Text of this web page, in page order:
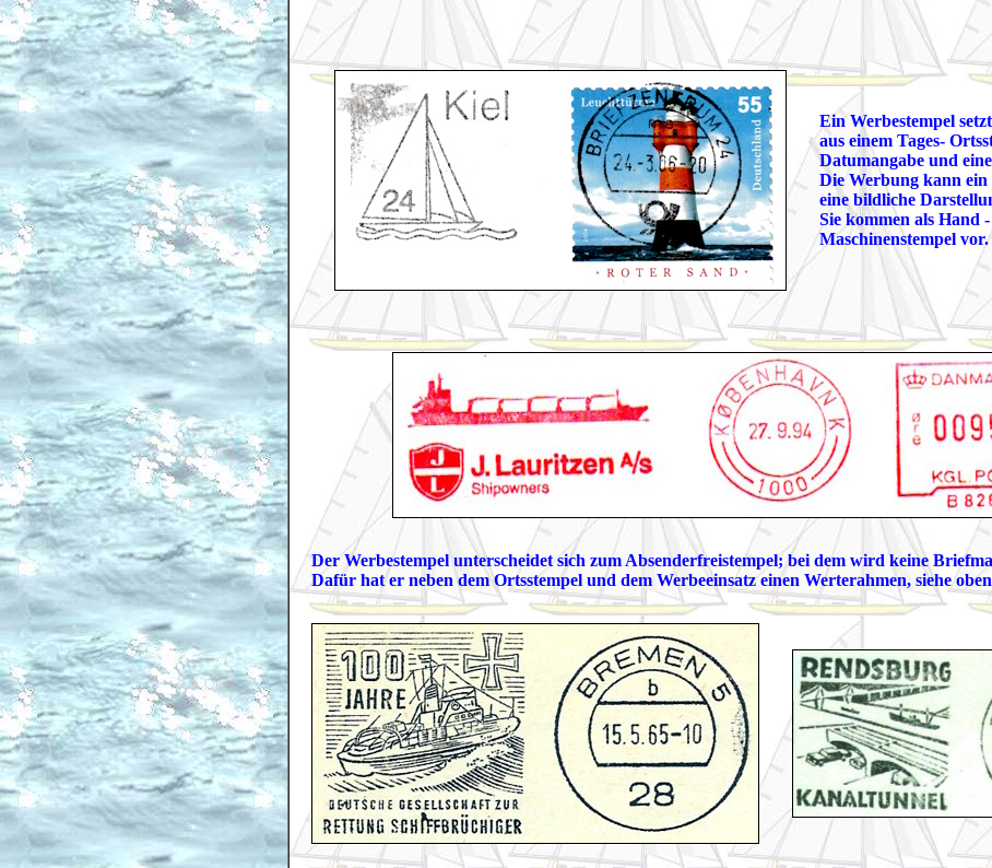
Ein Werbestempel
aus einem Tages-
Datumangabe und
Die Werbung kann
eine bildliche
Sie kommen als Hand
Maschinenstempel vor.
Der Werbestempel unterscheidet sich zum Absenderfreistempel; bei dem wird keine
Dafür hat er neben dem Ortsstempel und dem Werbeeinsatz einen Werterahmen, siehe